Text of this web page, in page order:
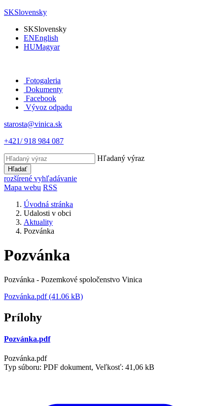
SKSlovensky
SKSlovensky
ENEnglish
HUMagyar
Fotogaleria
Dokumenty
Facebook
Vývoz odpadu
starosta@vinica.sk
+421/ 918 984 087
Hľadaný výraz
Hľadať
rozšírené vyhľadávanie
Mapa webu RSS
Úvodná stránka
Udalosti v obci
Aktuality
Pozvánka
Pozvánka
Pozvánka - Pozemkové spoločenstvo Vinica
Pozvánka.pdf (41.06 kB)
Prílohy
Pozvánka.pdf
Pozvánka.pdf
Typ súboru: PDF dokument, Veľkosť: 41,06 kB